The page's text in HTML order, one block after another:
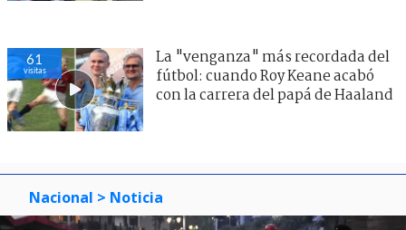
61
visitas
La "venganza" más recordada del
fútbol: cuando Roy Keane acabó
con la carrera del papá de Haaland
Nacional > Noticia